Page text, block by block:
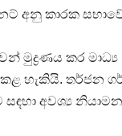
අනු කාරක
මුද්‍රණය කර මාධ්‍ය
කළ හැකියි. තර්ජන
අවශ්‍ය